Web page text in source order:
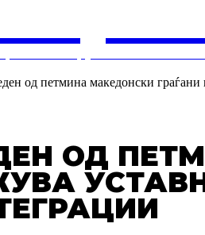
од петмина македонски
ОД